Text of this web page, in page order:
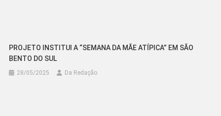
PROJETO INSTITUI A “SEMANA DA MÃE ATÍPICA” EM SÃO
BENTO DO SUL
28/05/2025 Da Redação